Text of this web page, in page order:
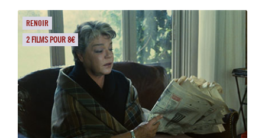
RENOIR
2 FILMS POUR 8€